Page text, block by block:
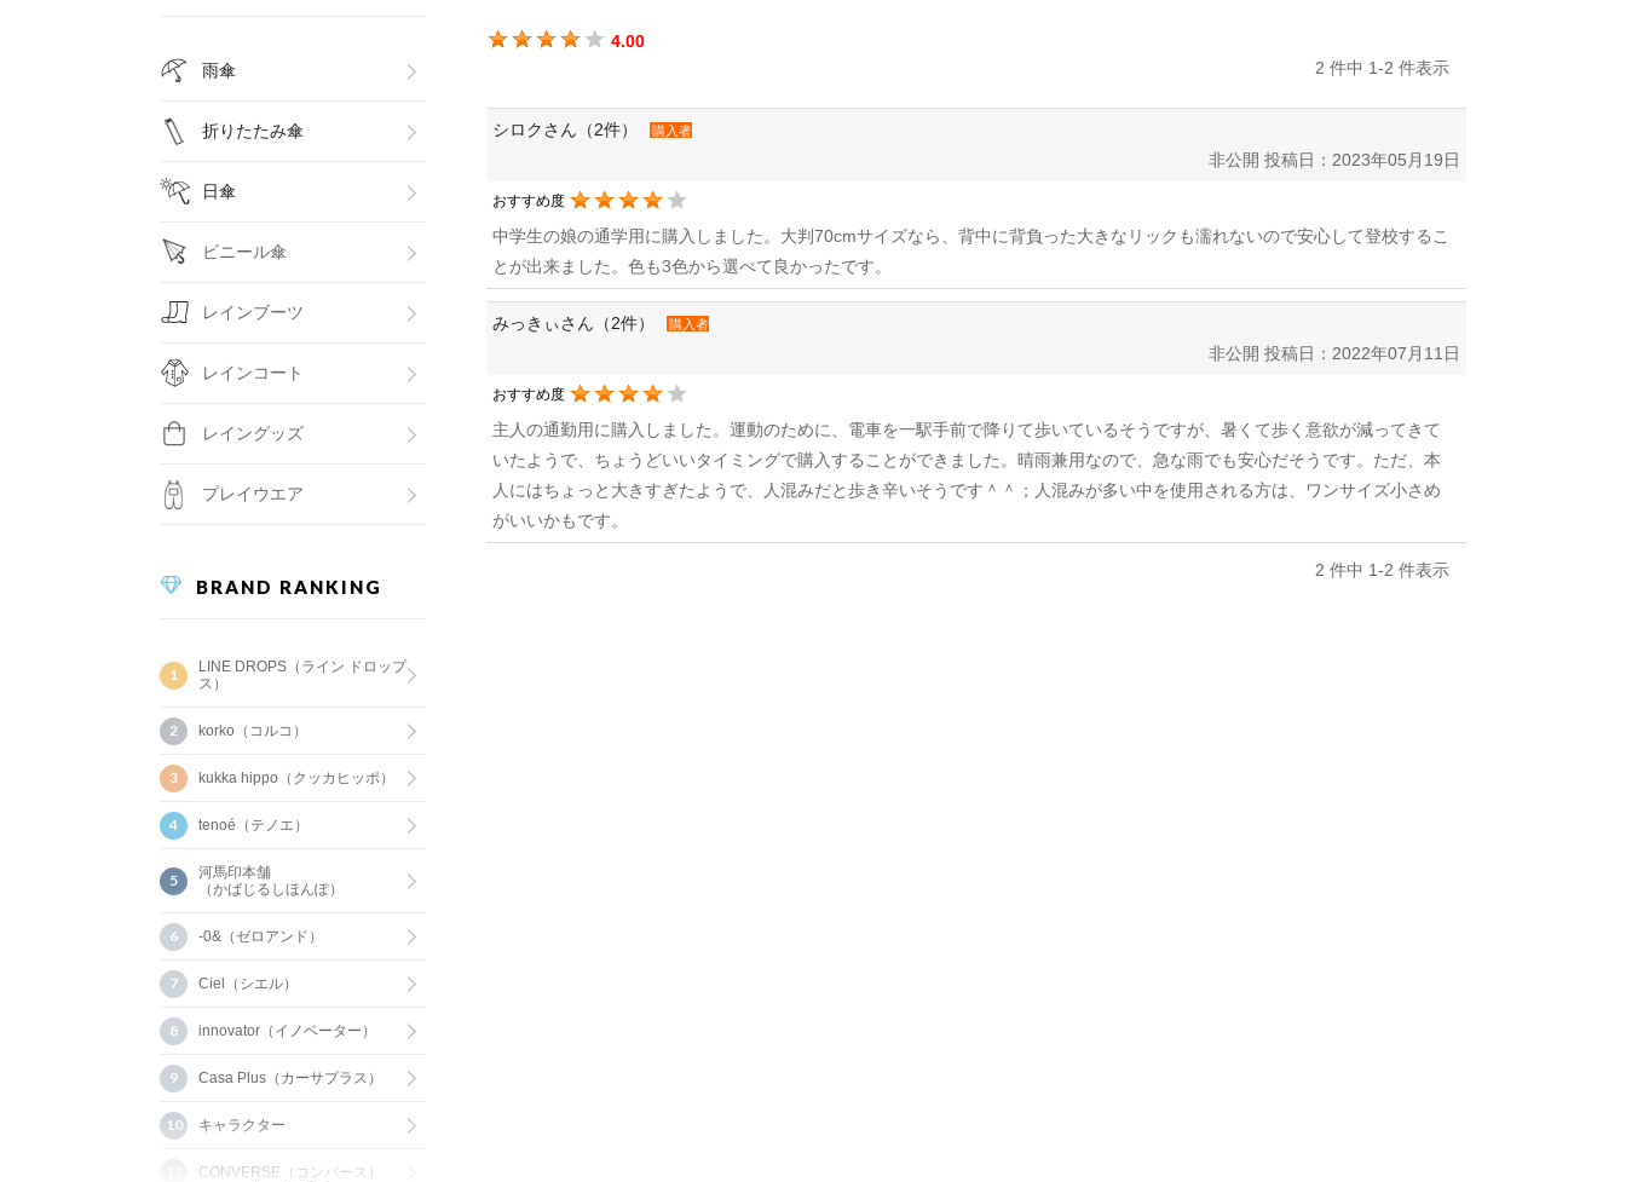
雨傘
折りたたみ傘
日傘
ビニール傘
レインブーツ
レインコート
レイングッズ
プレイウエア
BRAND RANKING
LINE DROPS（ライン ドロップ
ス）
korko（コルコ）
kukka hippo（クッカヒッポ）
tenoé（テノエ）
河馬印本舗
（かばじるしほんぽ）
-0&（ゼロアンド）
Ciel（シエル）
innovator（イノベーター）
Casa Plus（カーサプラス）
キャラクター
CONVERSE（コンバース）
4.00
2 件中 1-2 件表示
シロクさん（2件） 購入者
非公開 投稿日：2023年05月19日
おすすめ度
中学生の娘の通学用に購入しました。大判70cmサイズなら、背中に背負った大きなリックも濡れないので安心して登校するこ
とが出来ました。色も3色から選べて良かったです。
みっきぃさん（2件） 購入者
非公開 投稿日：2022年07月11日
おすすめ度
主人の通勤用に購入しました。運動のために、電車を一駅手前で降りて歩いているそうですが、暑くて歩く意欲が減ってきて
いたようで、ちょうどいいタイミングで購入することができました。晴雨兼用なので、急な雨でも安心だそうです。ただ、本
人にはちょっと大きすぎたようで、人混みだと歩き辛いそうです＾＾；人混みが多い中を使用される方は、ワンサイズ小さめ
がいいかもです。
2 件中 1-2 件表示